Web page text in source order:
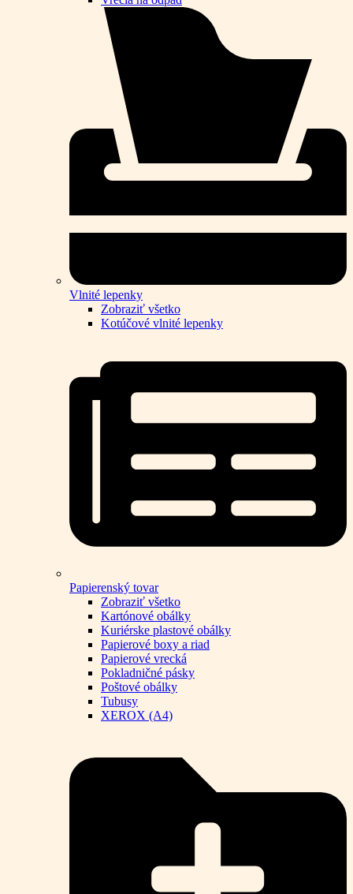
Vlnité lepenky
Zobraziť všetko
Kotúčové vlnité lepenky
Papierenský tovar
Zobraziť všetko
Kartónové obálky
Kuriérske plastové obálky
Papierové boxy a riad
Papierové vrecká
Pokladničné pásky
Poštové obálky
Tubusy
XEROX (A4)